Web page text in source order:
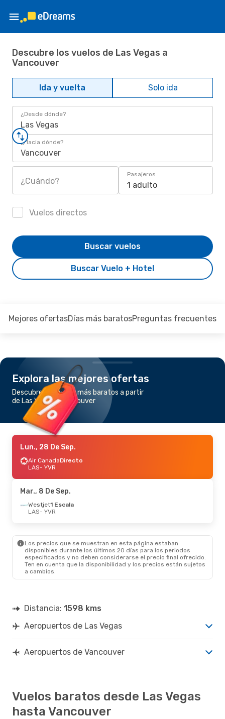
Descubre los vuelos de Las Vegas a
Vancouver
Ida y vuelta Solo ida
¿Desde dónde?
Las Vegas
¿Hacia dónde?
Vancouver
¿Cuándo?
Pasajeros
1 adulto
Vuelos directos
Buscar Vuelo + Hotel
Buscar vuelos
Mejores ofertasDías más baratosPreguntas frecuentes
Explora las mejores ofertas
Descubre los vuelos más baratos a partir
de Las Vegas a Vancouver
Lun., 28 De Sep.
Air CanadaDirecto
LAS- YVR
Mar., 8 De Sep.
Westjet1 Escala
LAS- YVR
Los precios que se muestran en esta página estaban
disponibles durante los últimos 20 días para los periodos
especificados y no deben considerarse el precio final ofrecido.
Ten en cuenta que la disponibilidad y los precios están sujetos
a cambios.
Distancia: 1598 kms
Aeropuertos de Las Vegas
Aeropuertos de Vancouver
Vuelos baratos desde Las Vegas
hasta Vancouver